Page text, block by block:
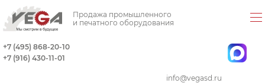
Продажа промышленного
и печатного оборудования
+7 (495) 868-20-10
+7 (916) 430-11-01
info@vegasd.ru